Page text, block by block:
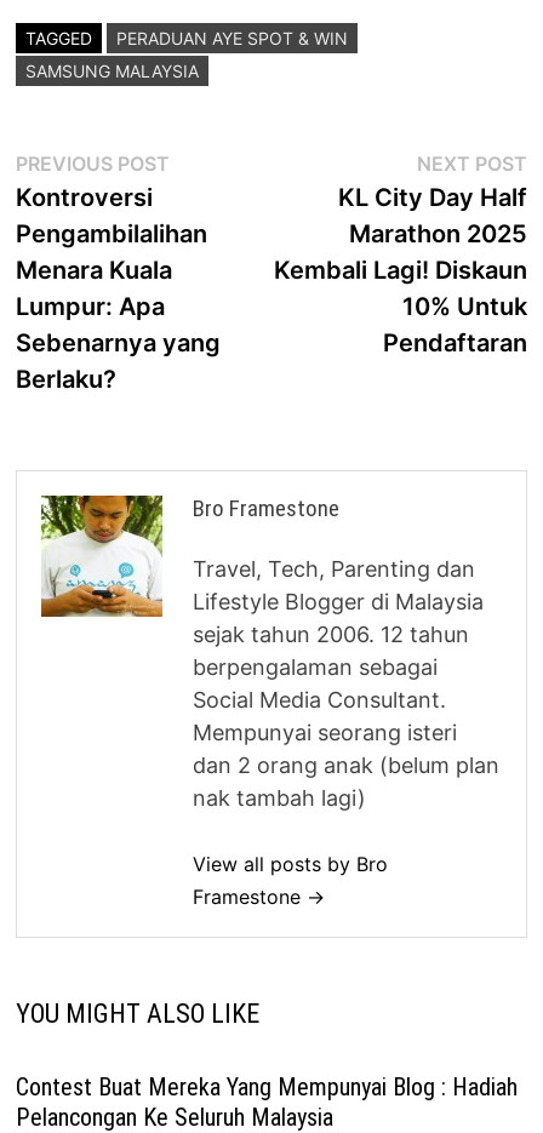
TAGGED
PERADUAN AYE SPOT & WIN
SAMSUNG MALAYSIA
Post
navigation
PREVIOUS POST
Kontroversi
Pengambilalihan
Menara Kuala
Lumpur: Apa
Sebenarnya yang
Berlaku?
NEXT POST
KL City Day Half
Marathon 2025
Kembali Lagi! Diskaun
10% Untuk
Pendaftaran
Bro Framestone
Travel, Tech, Parenting dan
Lifestyle Blogger di Malaysia
sejak tahun 2006. 12 tahun
berpengalaman sebagai
Social Media Consultant.
Mempunyai seorang isteri
dan 2 orang anak (belum plan
nak tambah lagi)
View all posts by Bro
Framestone →
YOU MIGHT ALSO LIKE
Contest Buat Mereka Yang Mempunyai Blog : Hadiah
Pelancongan Ke Seluruh Malaysia